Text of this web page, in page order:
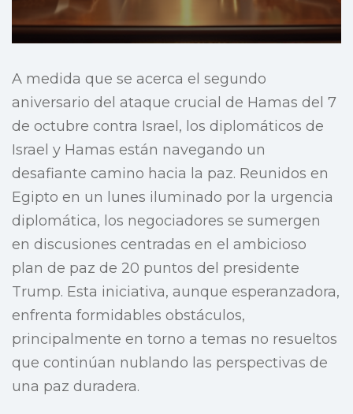
A medida que se acerca el segundo
aniversario del ataque crucial de Hamas del 7
de octubre contra Israel, los diplomáticos de
Israel y Hamas están navegando un
desafiante camino hacia la paz. Reunidos en
Egipto en un lunes iluminado por la urgencia
diplomática, los negociadores se sumergen
en discusiones centradas en el ambicioso
plan de paz de 20 puntos del presidente
Trump. Esta iniciativa, aunque esperanzadora,
enfrenta formidables obstáculos,
principalmente en torno a temas no resueltos
que continúan nublando las perspectivas de
una paz duradera.